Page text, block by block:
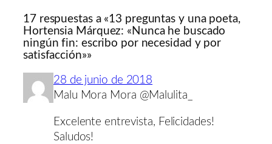
17 respuestas a «13 preguntas y una poeta,
Hortensia Márquez: «Nunca he buscado
ningún fin: escribo por necesidad y por
satisfacción»»
28 de junio de 2018
Malu Mora Mora @Malulita_
Excelente entrevista, Felicidades!
Saludos!